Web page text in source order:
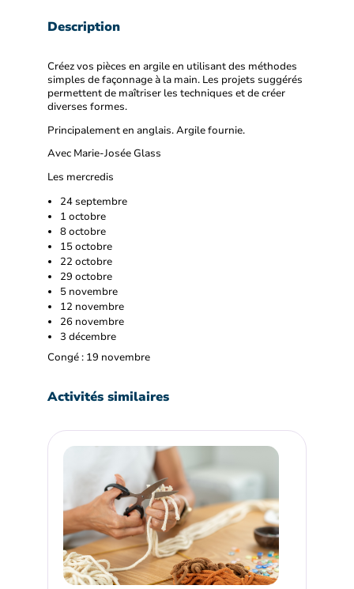
Description
Créez vos pièces en argile en utilisant des méthodes
simples de façonnage à la main. Les projets suggérés
permettent de maîtriser les techniques et de créer
diverses formes.
Principalement en anglais. Argile fournie.
Avec Marie-Josée Glass
Les mercredis
24 septembre
1 octobre
8 octobre
15 octobre
22 octobre
29 octobre
5 novembre
12 novembre
26 novembre
3 décembre
Congé : 19 novembre
Activités similaires